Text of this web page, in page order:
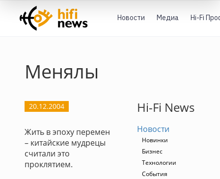
Новости Медиа Hi-Fi
Менялы
20.12.2004
Жить в эпоху перемен
– китайские мудрецы
считали это
проклятием.
Hi-Fi News
Новости
Новинки
Бизнес
Технологии
События